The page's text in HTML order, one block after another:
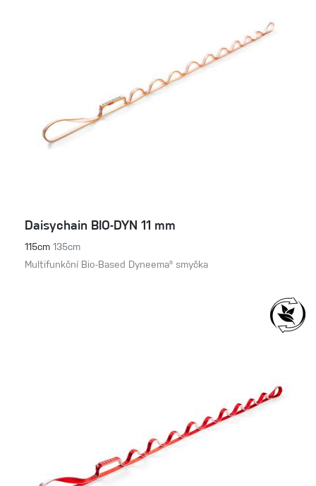
Daisychain BIO-DYN 11 mm
115cm 135cm
Multifunkční Bio-Based Dyneema® smyčka